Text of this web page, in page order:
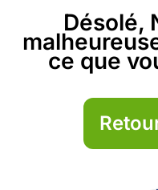
Désolé,
ce que